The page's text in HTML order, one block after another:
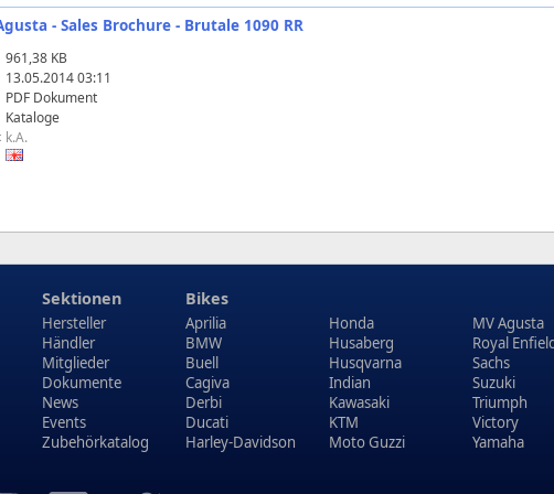
- Sales Brochure - Brutale 1090 RR
961,38 KB
13.05.2014 03:11
PDF Dokument
Kataloge
k.A.
Sektionen
Hersteller
Händler
Mitglieder
Dokumente
News
Events
Zubehörkatalog
Bikes
Aprilia
BMW
Buell
Cagiva
Derbi
Ducati
Harley-Davidson
Honda
Husaberg
Husqvarna
Indian
Kawasaki
KTM
Moto Guzzi
MV Agusta
Royal
Sachs
Suzuki
Triumph
Victory
Yamaha